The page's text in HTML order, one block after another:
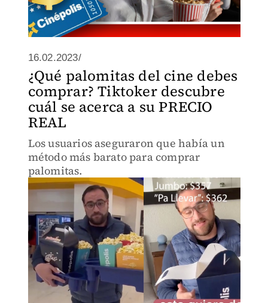
16.02.2023/
¿Qué palomitas del cine debes
comprar? Tiktoker descubre
cuál se acerca a su PRECIO
REAL
Los usuarios aseguraron que había un
método más barato para comprar
palomitas.